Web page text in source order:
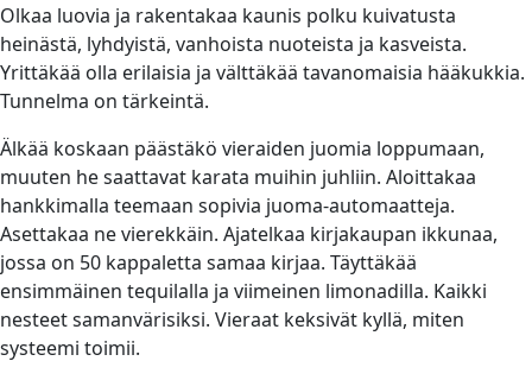
Olkaa luovia ja rakentakaa kaunis polku kuivatusta
heinästä, lyhdyistä, vanhoista nuoteista ja kasveista.
Yrittäkää olla erilaisia ja välttäkää tavanomaisia hääkukkia.
Tunnelma on tärkeintä.
Älkää koskaan päästäkö vieraiden juomia loppumaan,
muuten he saattavat karata muihin juhliin. Aloittakaa
hankkimalla teemaan sopivia juoma-automaatteja.
Asettakaa ne vierekkäin. Ajatelkaa kirjakaupan ikkunaa,
jossa on 50 kappaletta samaa kirjaa. Täyttäkää
ensimmäinen tequilalla ja viimeinen limonadilla. Kaikki
nesteet samanvärisiksi. Vieraat keksivät kyllä, miten
systeemi toimii.